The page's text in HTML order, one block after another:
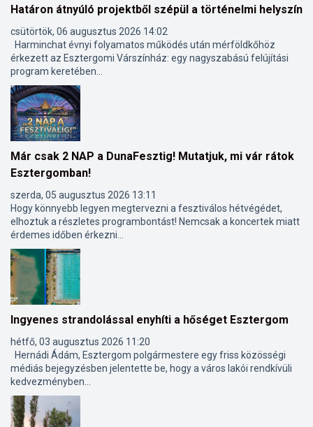
Határon átnyúló projektből szépül a történelmi helyszín
csütörtök, 06 augusztus 2026 14:02
Harminchat évnyi folyamatos működés után mérföldkőhöz
érkezett az Esztergomi Várszínház: egy nagyszabású felújítási
program keretében...
Már csak 2 NAP a DunaFesztig! Mutatjuk, mi vár rátok
Esztergomban!
szerda, 05 augusztus 2026 13:11
Hogy könnyebb legyen megtervezni a fesztiválos hétvégédet,
elhoztuk a részletes programbontást! Nemcsak a koncertek miatt
érdemes időben érkezni...
Ingyenes strandolással enyhíti a hőséget Esztergom
hétfő, 03 augusztus 2026 11:20
Hernádi Ádám, Esztergom polgármestere egy friss közösségi
médiás bejegyzésben jelentette be, hogy a város lakói rendkívüli
kedvezményben...